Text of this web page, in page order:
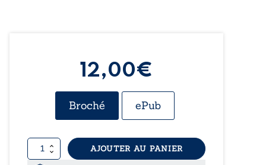
12,00€
Broché ePub
quantité
de
AJOUTER AU PANIER